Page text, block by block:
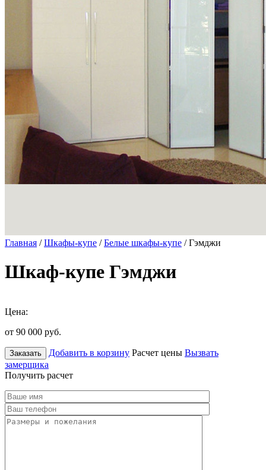
Главная /Шкафы-купе /Белые шкафы-купе / Гэмджи
Шкаф-купе Гэмджи
Цена:
от 90 000 руб.
Заказать Добавить в корзину Расчет цены Вызвать
замерщика
Получить расчет